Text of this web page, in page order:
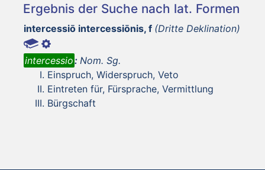
Ergebnis der Suche nach lat. Formen
intercessiō intercessiōnis, f (Dritte Deklination)
intercessio: Nom. Sg.
Einspruch, Widerspruch, Veto
Eintreten für, Fürsprache, Vermittlung
Bürgschaft